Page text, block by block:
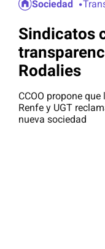
Sociedad
Sindicatos
Rodalies
CCOO propone
Renfe y UGT
nueva sociedad